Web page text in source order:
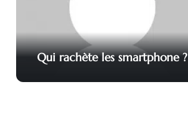
Qui rachète les smartphone ?